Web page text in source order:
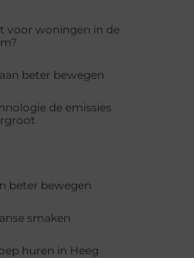
voor woningen in de
beter bewegen
de emissies
beter bewegen
smaken
huren in Heeg